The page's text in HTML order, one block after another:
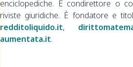
enciclopediche. È condirettore o
riviste giuridiche. È fondatore e
redditoliquido.it,
aumentata.it.